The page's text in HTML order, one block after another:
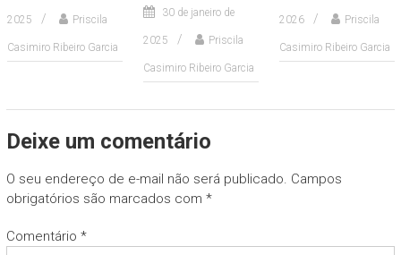
2025 Priscila
Casimiro Ribeiro Garcia
30 de janeiro de
2025 Priscila
Casimiro Ribeiro Garcia
2026 Priscila
Casimiro Ribeiro Garcia
Deixe um comentário
O seu endereço de e-mail não será publicado. Campos
obrigatórios são marcados com *
Comentário *